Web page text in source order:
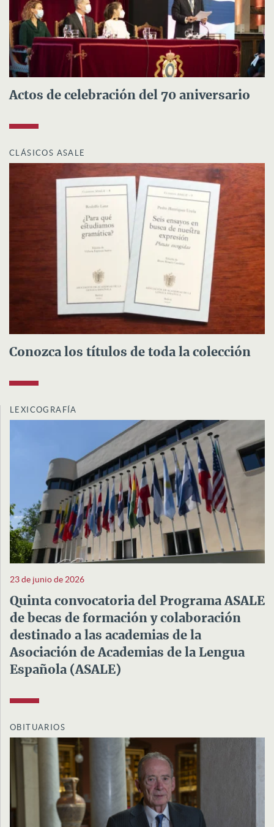
Actos de celebración del 70 aniversario
CLÁSICOS ASALE
Conozca los títulos de toda la colección
LEXICOGRAFÍA
23 de junio de 2026
Quinta convocatoria del Programa ASALE
de becas de formación y colaboración
destinado a las academias de la
Asociación de Academias de la Lengua
Española (ASALE)
OBITUARIOS